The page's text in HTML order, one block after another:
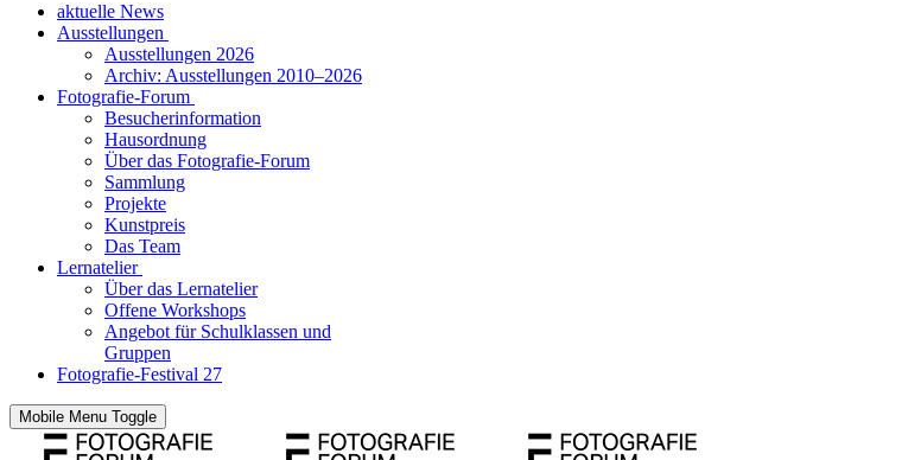
aktuelle News
Ausstellungen
Ausstellungen 2026
Archiv: Ausstellungen 2010–2026
Fotografie-Forum
Besucherinformation
Hausordnung
Über das Fotografie-Forum
Sammlung
Projekte
Kunstpreis
Das Team
Lernatelier
Über das Lernatelier
Offene Workshops
Angebot für Schulklassen und
Gruppen
Fotografie-Festival 27
Mobile Menu Toggle